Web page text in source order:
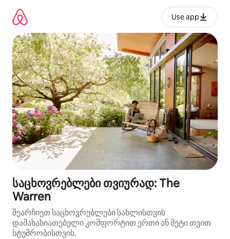
გადასვლა
Use app
საცხოვრებლები თვიურად: The
Warren
შეარჩიეთ საცხოვრებლები სახლისთვის
დამახასიათებელი კომფორტით ერთი ან მეტი თვით
სტუმრობისთვის.